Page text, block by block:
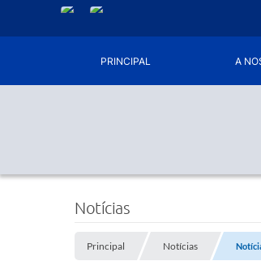
PRINCIPAL A
Notícias
Principal Notícias